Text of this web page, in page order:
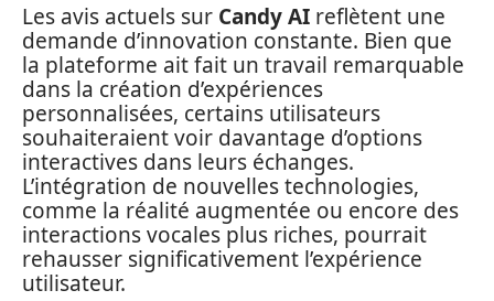
Les avis actuels sur Candy AI reflètent une
demande d’innovation constante. Bien que
la plateforme ait fait un travail remarquable
dans la création d’expériences
personnalisées, certains utilisateurs
souhaiteraient voir davantage d’options
interactives dans leurs échanges.
L’intégration de nouvelles technologies,
comme la réalité augmentée ou encore des
interactions vocales plus riches, pourrait
rehausser significativement l’expérience
utilisateur.